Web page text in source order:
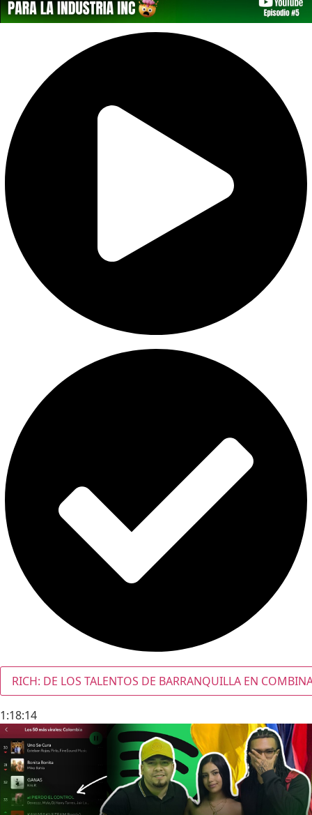
RICH: DE LOS TALENTOS DE BARRANQUILLA EN
1:18:14